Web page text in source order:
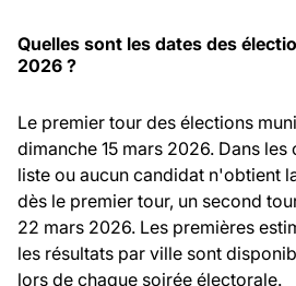
Quelles sont les dates des
2026 ?
Le premier tour des élections
dimanche 15 mars 2026. Dans
liste ou aucun candidat n'obtient
dès le premier tour, un second
22 mars 2026. Les premières
les résultats par ville sont
lors de chaque soirée électorale.